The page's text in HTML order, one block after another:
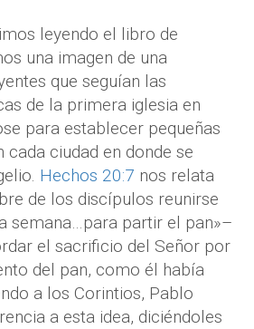
leyendo el libro de
una imagen de una
que seguían las
de la primera iglesia en
para establecer pequeñas
cada ciudad en donde se
Hechos 20:7 nos relata
de los discípulos reunirse
semana…para partir el pan»–
el sacrificio del Señor por
del pan, como él había
a los Corintios, Pablo
a esta idea, diciéndoles